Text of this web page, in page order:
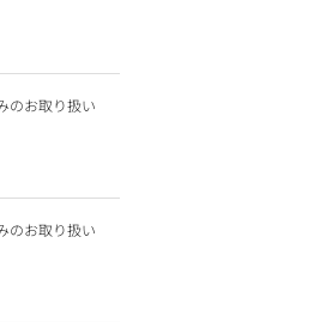
のお取り扱い
のお取り扱い